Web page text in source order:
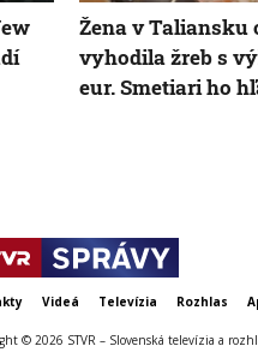
Žena v Taliansku
vyhodila žreb s
eur. Smetiari ho
Videá Televízia Rozhlas
© 2026 STVR – Slovenská televízia a